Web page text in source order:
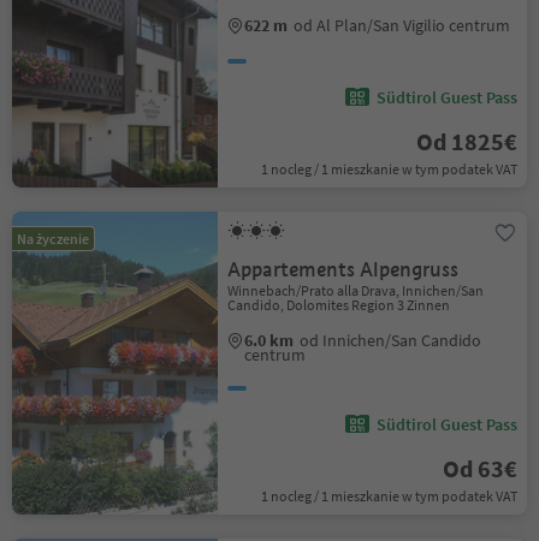
622 m od Al Plan/San Vigilio centrum
Südtirol Guest Pass
Od 1825€
1 nocleg / 1 mieszkanie w tym podatek VAT
Na życzenie
Appartements Alpengruss
Winnebach/Prato alla Drava, Innichen/San
Candido, Dolomites Region 3 Zinnen
6.0 km od Innichen/San Candido
centrum
Südtirol Guest Pass
Od 63€
1 nocleg / 1 mieszkanie w tym podatek VAT